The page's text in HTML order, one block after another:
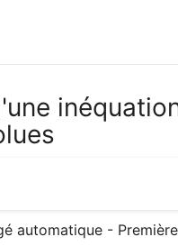
Se connecter
automatique -